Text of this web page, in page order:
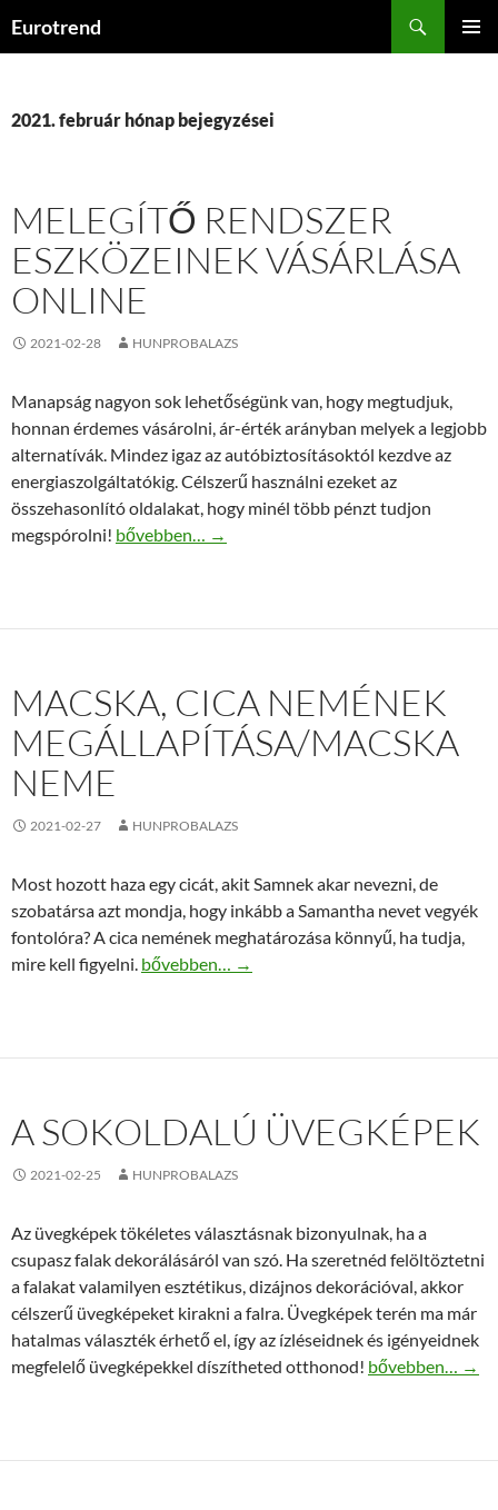
Eurotrend
2021. február hónap bejegyzései
MELEGÍTŐ RENDSZER
ESZKÖZEINEK VÁSÁRLÁSA
ONLINE
2021-02-28 HUNPROBALAZS
Manapság nagyon sok lehetőségünk van, hogy megtudjuk,
honnan érdemes vásárolni, ár-érték arányban melyek a legjobb
alternatívák. Mindez igaz az autóbiztosításoktól kezdve az
energiaszolgáltatókig. Célszerű használni ezeket az
összehasonlító oldalakat, hogy minél több pénzt tudjon
megspórolni! Melegítő rendszer eszközeinek vásárlása online
bővebben… →
MACSKA, CICA NEMÉNEK
MEGÁLLAPÍTÁSA/MACSKA
NEME
2021-02-27 HUNPROBALAZS
Most hozott haza egy cicát, akit Samnek akar nevezni, de
szobatársa azt mondja, hogy inkább a Samantha nevet vegyék
fontolóra? A cica nemének meghatározása könnyű, ha tudja,
mire kell figyelni. Macska, cica nemének megállapítása/macska
bővebben… →
A SOKOLDALÚ ÜVEGKÉPEK
2021-02-25 HUNPROBALAZS
Az üvegképek tökéletes választásnak bizonyulnak, ha a
csupasz falak dekorálásáról van szó. Ha szeretnéd felöltöztetni
a falakat valamilyen esztétikus, dizájnos dekorációval, akkor
célszerű üvegképeket kirakni a falra. Üvegképek terén ma már
hatalmas választék érhető el, így az ízléseidnek és igényeidnek
megfelelő üvegképekkel díszítheted otthonod! A sokoldalú
bővebben… →